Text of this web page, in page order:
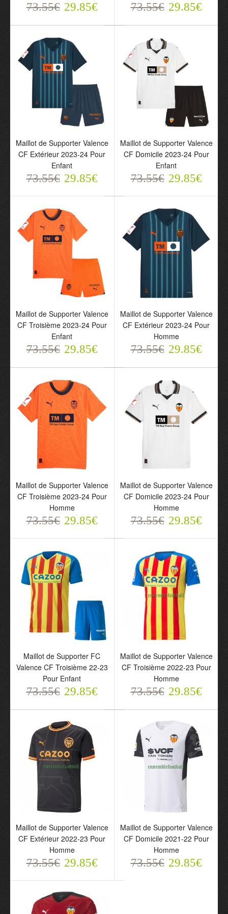
Valence CF Domicile
73.55€
Valence CF x Homenaje
Pour Homme
73.55€ 29.85€
Valence CF Extérieur
2023-24 Pour Enfant
73.55€ 29.85€
Valence CF Domicile
2023-24 Pour Enfant
73.55€ 29.85€
Maillot de Supporter
Valence CF Troisième
2023-24 Pour Enfant
73.55€ 29.85€
Maillot de Supporter
Valence CF Extérieur
2023-24 Pour Homme
73.55€ 29.85€
Maillot de Supporter
Valence CF Troisième
2023-24 Pour Homme
73.55€ 29.85€
Maillot de Supporter
Valence CF Domicile
2023-24 Pour Homme
73.55€ 29.85€
Maillot de Supporter FC
Valence CF Troisième 22-
23 Pour Enfant
73.55€ 29.85€
Maillot de Supporter
Valence CF Troisième
2022-23 Pour Homme
73.55€ 29.85€
73.55€ 29.85€ 73.55€ 29.85€
Maillot de Supporter Valence
CF Extérieur 2023-24 Pour
Enfant
73.55€ 29.85€
Maillot de Supporter Valence
CF Domicile 2023-24 Pour
Enfant
73.55€ 29.85€
Maillot de Supporter Valence
CF Troisième 2023-24 Pour
Enfant
73.55€ 29.85€
Maillot de Supporter Valence
CF Extérieur 2023-24 Pour
Homme
73.55€ 29.85€
Maillot de Supporter Valence
CF Troisième 2023-24 Pour
Homme
73.55€ 29.85€
Maillot de Supporter Valence
CF Domicile 2023-24 Pour
Homme
73.55€ 29.85€
Maillot de Supporter FC
Valence CF Troisième 22-23
Pour Enfant
73.55€ 29.85€
Maillot de Supporter Valence
CF Troisième 2022-23 Pour
Homme
73.55€ 29.85€
Maillot de Supporter Valence
CF Extérieur 2022-23 Pour
Homme
73.55€ 29.85€
Maillot de Supporter Valence
CF Domicile 2021-22 Pour
Homme
73.55€ 29.85€